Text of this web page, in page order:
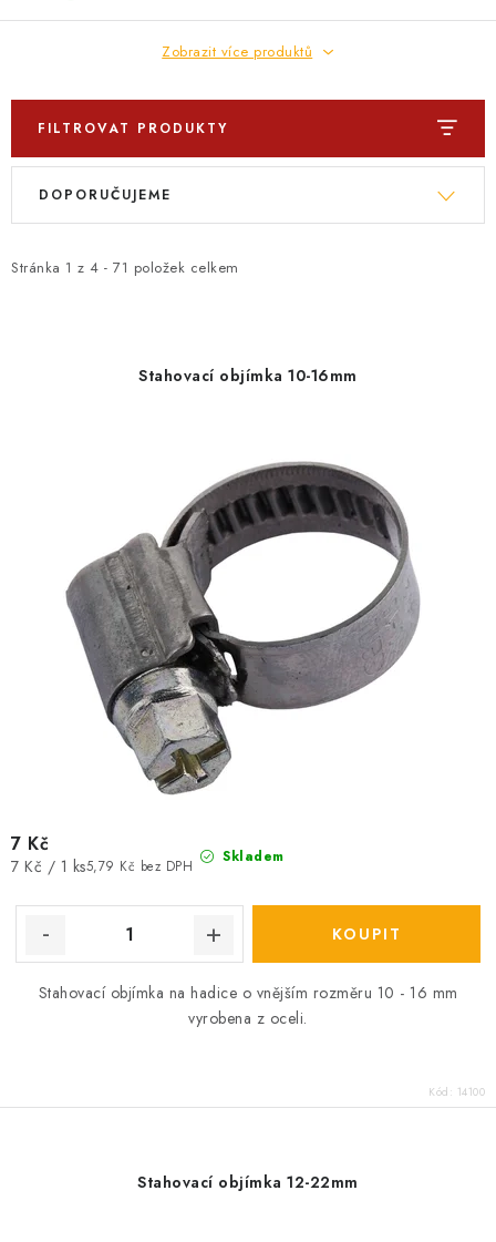
Zobrazit více produktů
FILTROVAT PRODUKTY
V
i
Stránka 1 z 4 - 71 položek celkem
Ř
e
DOPORUČUJEME
Stahovací objímka 10-16mm
Skladem
5,79 Kč bez DPH
7 Kč
Měrná
7 Kč / 1 ks
Stahovací objímka na hadice o vnějším rozměru 10 - 16 mm
vyrobena z oceli.
Kód: 14100
Stahovací objímka 12-22mm